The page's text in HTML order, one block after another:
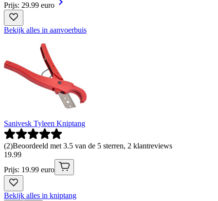
Prijs: 29.99 euro
Bekijk alles in aanvoerbuis
Sanivesk Tyleen Kniptang
(2)Beoordeeld met 3.5 van de 5 sterren, 2 klantreviews
19.99
Prijs: 19.99 euro
Bekijk alles in kniptang